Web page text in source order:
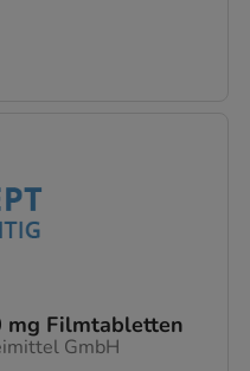
mg Filmtabletten
GmbH